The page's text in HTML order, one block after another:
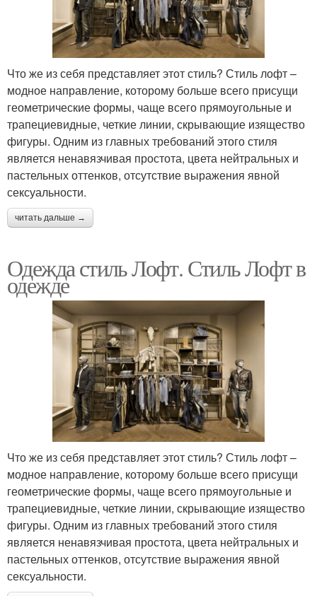
Что же из себя представляет этот стиль? Стиль лофт –
модное направление, которому больше всего присущи
геометрические формы, чаще всего прямоугольные и
трапециевидные, четкие линии, скрывающие изящество
фигуры. Одним из главных требований этого стиля
является ненавязчивая простота, цвета нейтральных и
пастельных оттенков, отсутствие выражения явной
сексуальности.
читать дальше →
Одежда стиль Лофт. Стиль Лофт в
одежде
Что же из себя представляет этот стиль? Стиль лофт –
модное направление, которому больше всего присущи
геометрические формы, чаще всего прямоугольные и
трапециевидные, четкие линии, скрывающие изящество
фигуры. Одним из главных требований этого стиля
является ненавязчивая простота, цвета нейтральных и
пастельных оттенков, отсутствие выражения явной
сексуальности.